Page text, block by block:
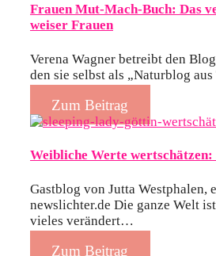
Frauen Mut-Mach-Buch: Das
weiser Frauen
Verena Wagner betreibt den
den sie selbst als „Naturblog
Zum Beitrag
Weibliche Werte wertschätzen:
Gastblog von Jutta Westphalen,
newslichter.de Die ganze Welt
vieles verändert…
Zum Beitrag